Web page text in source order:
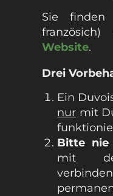
Sie
Website.
Drei
Ein
nurmit
Bitte nie
mit